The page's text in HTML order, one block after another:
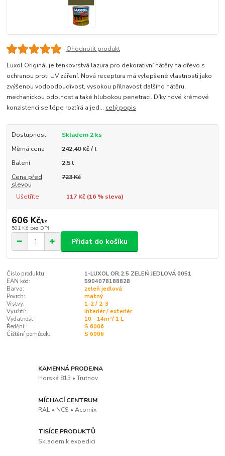
Ohodnotit produkt
Luxol Originál je tenkovrstvá lazura pro dekorativní nátěry na dřevo s
ochranou proti UV záření. Nová receptura má vylepšené vlastnosti jako
zvýšenou vodoodpudivost, vysokou přilnavost dalšího nátěru,
mechanickou odolnost a také hlubokou penetraci. Díky nové krémové
konzistenci se lépe roztírá a jed... celý popis
Dostupnost
Skladem 2 ks
Měrná cena
242,40 Kč / l
Balení
2.5 l
Cena před
slevou
723 Kč
Ušetříte 117 Kč (16% sleva)
606 Kč/ks
501 Kč bez DPH
Přidat do košíku
Číslo produktu:
1-LUXOL OR.2.5 ZELEŃ JEDLOVÁ 0051
EAN kód:
5904078188828
Barva:
zeleň jedlová
Povrch:
matný
Vrstvy:
1-2 / 2-3
Využití:
interiér / exteriér
Vydatnost:
10 - 14m²/ 1 L
Ředění:
S 6006
Čištění pomůcek:
S 6006
KAMENNÁ PRODEJNA
Horská 813 • Trutnov
MÍCHACÍ CENTRUM
RAL • NCS • Acomix
TISÍCE PRODUKTŮ
Skladem k expedici